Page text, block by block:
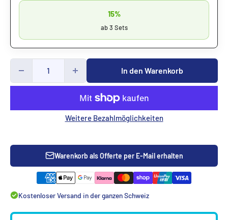
15%
ab 3 Sets
In den Warenkorb
Weitere Bezahlmöglichkeiten
Warenkorb als Offerte per E-Mail erhalten
Kostenloser Versand in der ganzen Schweiz